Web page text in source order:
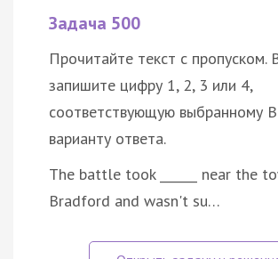
Задача 500
Прочитайте текст с пропуском.
запишите цифру 1, 2, 3 или 4,
соответствующую выбранному
варианту ответа.
The battle took ______ near the
Bradford and wasn't su…